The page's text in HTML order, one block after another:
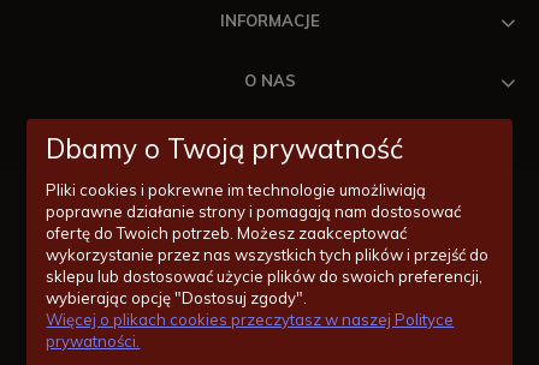
INFORMACJE
O NAS
Masz pytania odnośnie zakupów lub konkretnych produktów?
Jesteśmy po to by Ci pomóc!
14/620-11-55
Dbamy o Twoją prywatność
Pliki cookies i pokrewne im technologie umożliwiają
poprawne działanie strony i pomagają nam dostosować
ofertę do Twoich potrzeb. Możesz zaakceptować
wykorzystanie przez nas wszystkich tych plików i przejść do
sklepu lub dostosować użycie plików do swoich preferencji,
wybierając opcję "Dostosuj zgody".
Więcej o plikach cookies przeczytasz w naszej Polityce
prywatności.